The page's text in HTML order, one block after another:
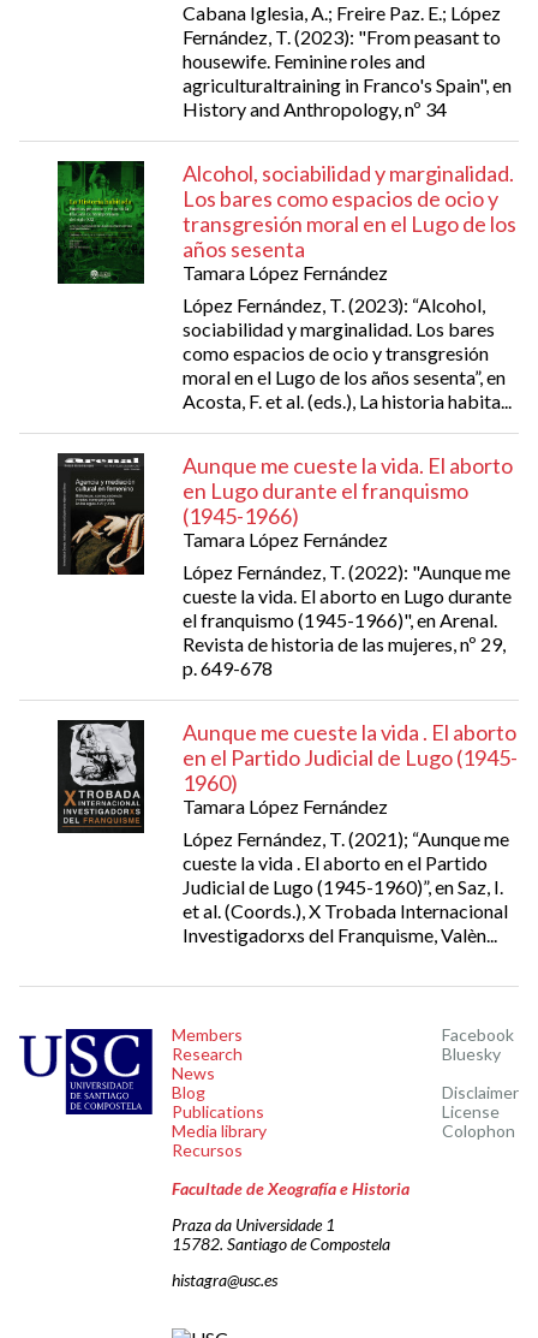
Cabana Iglesia, A.; Freire Paz. E.; López
Fernández, T. (2023): "From peasant to
housewife. Feminine roles and
agriculturaltraining in Franco's Spain", en
History and Anthropology, nº 34
Alcohol, sociabilidad y marginalidad.
Los bares como espacios de ocio y
transgresión moral en el Lugo de los
años sesenta
Tamara López Fernández
López Fernández, T. (2023): “Alcohol,
sociabilidad y marginalidad. Los bares
como espacios de ocio y transgresión
moral en el Lugo de los años sesenta”, en
Acosta, F. et al. (eds.), La historia habita...
Aunque me cueste la vida. El aborto
en Lugo durante el franquismo
(1945-1966)
Tamara López Fernández
López Fernández, T. (2022): "Aunque me
cueste la vida. El aborto en Lugo durante
el franquismo (1945-1966)", en Arenal.
Revista de historia de las mujeres, nº 29,
p. 649-678
Aunque me cueste la vida . El aborto
en el Partido Judicial de Lugo (1945-
1960)
Tamara López Fernández
López Fernández, T. (2021); “Aunque me
cueste la vida . El aborto en el Partido
Judicial de Lugo (1945-1960)”, en Saz, I.
et al. (Coords.), X Trobada Internacional
Investigadorxs del Franquisme, Valèn...
Members
Research
News
Blog
Publications
Media library
Recursos
Facebook
Bluesky
Disclaimer
License
Colophon
Facultade de Xeografía e Historia
Praza da Universidade 1
15782. Santiago de Compostela
histagra@usc.es